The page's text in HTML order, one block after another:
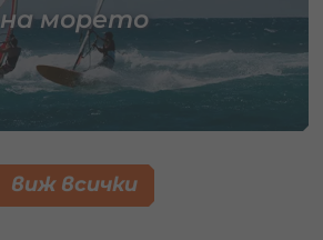
на морето
виж всички